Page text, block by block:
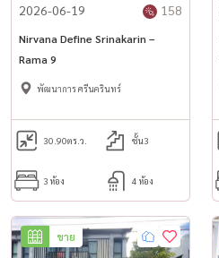
2026-06-19 158
Nirvana Define Srinakarin –
Rama 9
พัฒนาการ ศรีนครินทร์
30.90ตร.ว. ชั้น3
3 ห้อง 4 ห้อง
ขาย